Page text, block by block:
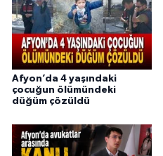
Afyon’da 4 yaşındaki
çocuğun ölümündeki
düğüm çözüldü